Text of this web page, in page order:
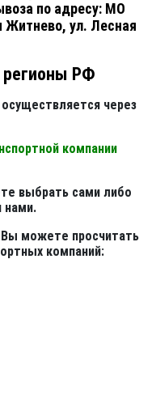
по адресу: МО
Житнево, ул. Лесная
регионы РФ
через
компании
выбрать сами либо
нами.
можете просчитать
компаний: